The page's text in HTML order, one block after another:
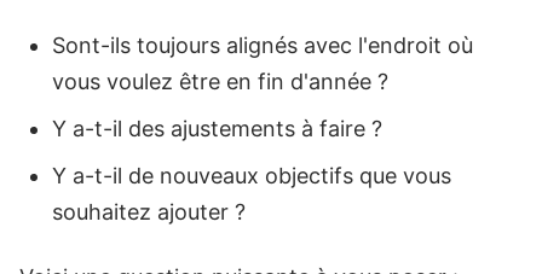
Sont-ils toujours alignés avec l'endroit où
vous voulez être en fin d'année ?
Y a-t-il des ajustements à faire ?
Y a-t-il de nouveaux objectifs que vous
souhaitez ajouter ?